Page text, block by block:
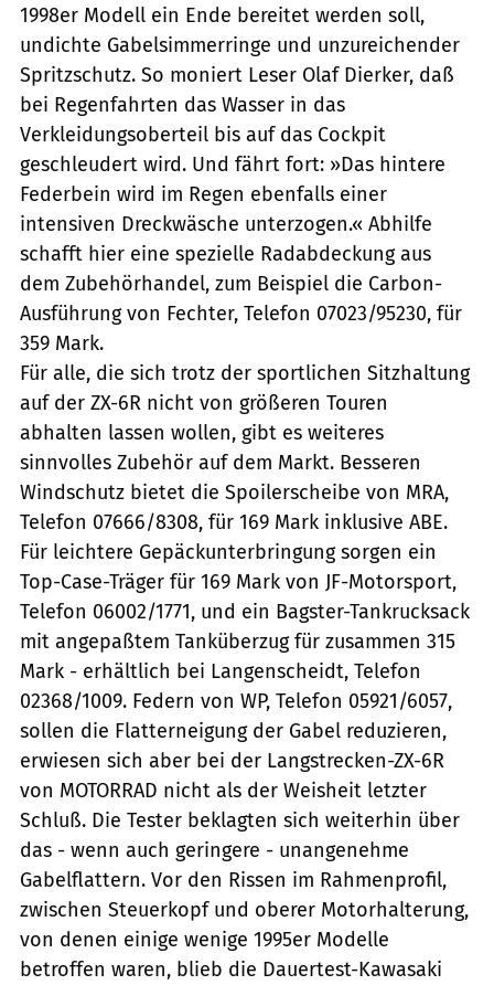
1998er Modell ein Ende bereitet werden soll,
undichte Gabelsimmerringe und unzureichender
Spritzschutz. So moniert Leser Olaf Dierker, daß
bei Regenfahrten das Wasser in das
Verkleidungsoberteil bis auf das Cockpit
geschleudert wird. Und fährt fort: »Das hintere
Federbein wird im Regen ebenfalls einer
intensiven Dreckwäsche unterzogen.« Abhilfe
schafft hier eine spezielle Radabdeckung aus
dem Zubehörhandel, zum Beispiel die Carbon-
Ausführung von Fechter, Telefon 07023/95230, für
359 Mark.
Für alle, die sich trotz der sportlichen Sitzhaltung
auf der ZX-6R nicht von größeren Touren
abhalten lassen wollen, gibt es weiteres
sinnvolles Zubehör auf dem Markt. Besseren
Windschutz bietet die Spoilerscheibe von MRA,
Telefon 07666/8308, für 169 Mark inklusive ABE.
Für leichtere Gepäckunterbringung sorgen ein
Top-Case-Träger für 169 Mark von JF-Motorsport,
Telefon 06002/1771, und ein Bagster-Tankrucksack
mit angepaßtem Tanküberzug für zusammen 315
Mark - erhältlich bei Langenscheidt, Telefon
02368/1009. Federn von WP, Telefon 05921/6057,
sollen die Flatterneigung der Gabel reduzieren,
erwiesen sich aber bei der Langstrecken-ZX-6R
von MOTORRAD nicht als der Weisheit letzter
Schluß. Die Tester beklagten sich weiterhin über
das - wenn auch geringere - unangenehme
Gabelflattern. Vor den Rissen im Rahmenprofil,
zwischen Steuerkopf und oberer Motorhalterung,
von denen einige wenige 1995er Modelle
betroffen waren, blieb die Dauertest-Kawasaki